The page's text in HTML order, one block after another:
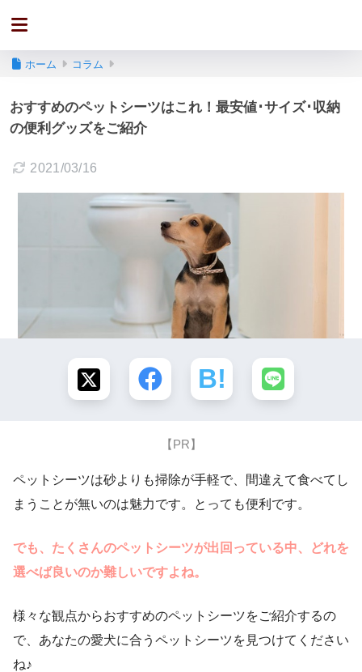
ホーム コラム
おすすめのペットシーツはこれ！最安値･サイズ･収納
の便利グッズをご紹介
2021/03/16
【PR】
ペットシーツは砂よりも掃除が手軽で、間違えて食べてし
まうことが無いのは魅力です。とっても便利です。
でも、たくさんのペットシーツが出回っている中、どれを
選べば良いのか難しいですよね。
様々な観点からおすすめのペットシーツをご紹介するの
で、あなたの愛犬に合うペットシーツを見つけてください
ね♪